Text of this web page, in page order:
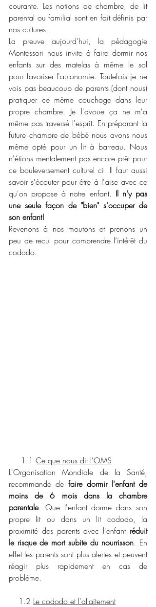
courante. Les notions de chambre, de lit
parental ou familial sont en fait définis par
nos cultures.
La preuve aujourd'hui, la pédagogie
Montessori nous invite à faire dormir nos
enfants sur des matelas à même le sol
pour favoriser l'autonomie. Toutefois je ne
vois pas beaucoup de parents (dont nous)
pratiquer ce même couchage dans leur
propre chambre. Je l'avoue ça ne m'a
même pas traversé l'esprit. En préparant la
future chambre de bébé nous avons nous
même opté pour un lit à barreau. Nous
n'étions mentalement pas encore prêt pour
ce bouleversement culturel ci. Il faut aussi
savoir s'écouter pour être à l'aise avec ce
qu'on propose à notre enfant. Il n'y pas
une seule façon de "bien" s'occuper de
son enfant!
Revenons à nos moutons et prenons un
peu de recul pour comprendre l’intérêt du
cododo.
     1.1
Ce que nous dit l'OMS
L'Organisation Mondiale de la Santé,
recommande de faire dormir l'enfant de
moins de 6 mois dans la chambre
parentale. Que l'enfant dorme dans son
propre lit ou dans un lit cododo, la
proximité des parents avec l'enfant réduit
le risque de mort subite du nourrisson. En
effet les parents sont plus alertes et peuvent
réagir plus rapidement en cas de
problème.
    1.2
Le cododo et l'allaitement